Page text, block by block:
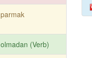
parmak
olmadan (Verb)